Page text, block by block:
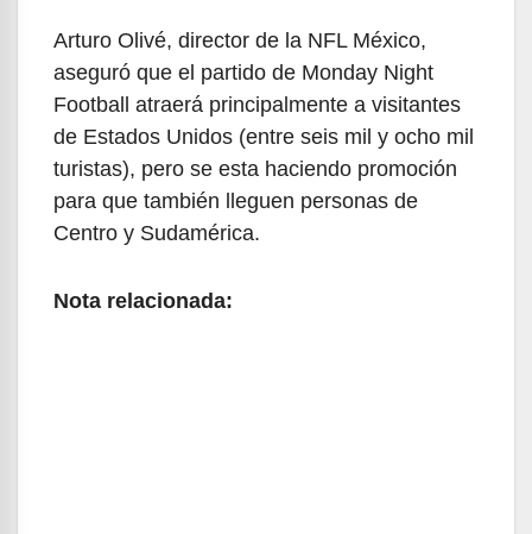
Arturo Olivé, director de la NFL México,
aseguró que el partido de Monday Night
Football atraerá principalmente a visitantes
de Estados Unidos (entre seis mil y ocho mil
turistas), pero se esta haciendo promoción
para que también lleguen personas de
Centro y Sudamérica.
Nota relacionada: